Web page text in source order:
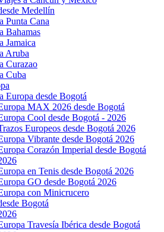
Medellín
Punta Cana
Bahamas
Jamaica
Aruba
Curazao
Cuba
Europa desde Bogotá
MAX 2026 desde Bogotá
Cool desde Bogotá - 2026
Europeos desde Bogotá 2026
Vibrante desde Bogotá 2026
Corazón Imperial desde Bogotá
en Tenis desde Bogotá 2026
GO desde Bogotá 2026
con Minicrucero
Bogotá
Travesía Ibérica desde Bogotá